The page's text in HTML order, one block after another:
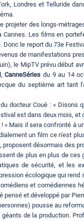
Londres et Telluride
des longs-
Les films en
le report du 73e
de manifestations
le MipTV prévu début
CanneSéries du 9 au 14
du septième art tant
docteur Coué : « Disons
est dans deux mois,
Mais il sera confronté à
un film ce n'est
proposent désormais des
de plus en plus de
de sécurité, et les
écologique qui
et comédiennes
pensé et développé par
pousse au
de la production.